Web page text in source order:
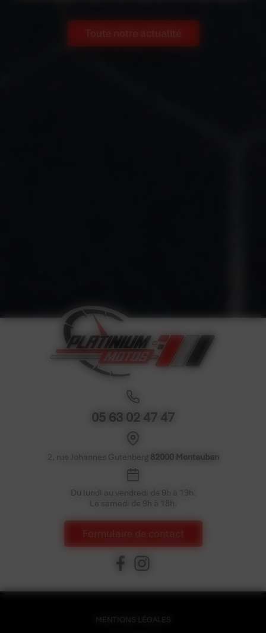
Toute notre actualité
05 63 02 47 47
2, rue Johannes Gutenberg 82000 Montauban
Du lundi au vendredi de 9h à 19h.
Le samedi de 9h à 18h.
MENTIONS LÉGALES